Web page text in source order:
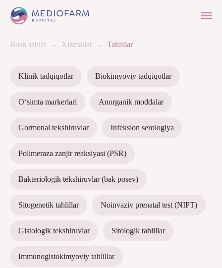
Bosh sahifa → Xizmatlar → Tahlillar
Klinik tadqiqotlar Biokimyoviy tadqiqotlar
O‘simta markerlari Anorganik moddalar
Gormonal tekshiruvlar Infeksion serologiya
Polimeraza zanjir reaksiyasi (PSR)
Bakteriologik tekshiruvlar (bak posev)
Sitogenetik tahlillar Noinvaziv prenatal test (NIPT)
Gistologik tekshiruvlar Sitologik tahlillar
Immunogistokimyoviy tahlillar